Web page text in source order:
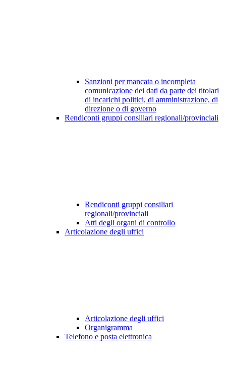
Sanzioni per mancata o incompleta
comunicazione dei dati da parte dei titolari
di incarichi politici, di amministrazione, di
direzione o di governo
Rendiconti gruppi consiliari regionali/provinciali
Rendiconti gruppi consiliari
regionali/provinciali
Atti degli organi di controllo
Articolazione degli uffici
Articolazione degli uffici
Organigramma
Telefono e posta elettronica